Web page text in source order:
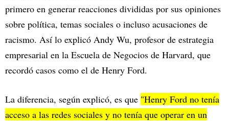
primero en generar reacciones divididas por sus opiniones
sobre política, temas sociales o incluso acusaciones de
racismo. Así lo explicó Andy Wu, profesor de estrategia
empresarial en la Escuela de Negocios de Harvard, que
recordó casos como el de Henry Ford.
La diferencia, según explicó, es que "Henry Ford no tenía
acceso a las redes sociales y no tenía que operar en un